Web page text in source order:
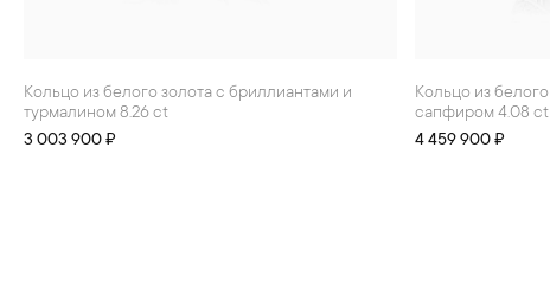
Кольцо из белого золота с бриллиантами и
турмалином 8.26 ct
3 003 900 ₽
Кольцо из белого золота с бриллиантами и
сапфиром 4.08 ct
4 459 900 ₽